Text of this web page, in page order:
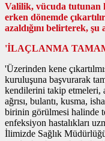
Valilik, vücuda tutunan
erken dönemde
azaldığını belirterek,
'İLAÇLANMA
'Üzerinden kene
kuruluşuna başvurarak
kendilerini takip etmeleri,
ağrısı, bulantı, kusma,
birinin görülmesi halinde
enfeksiyon hastalıkları
İlimizde Sağlık